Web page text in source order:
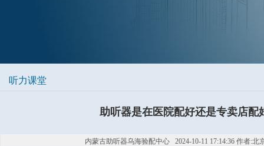
听力课堂
助听器是在医院配好还是专卖店配
内蒙古助听器乌海验配中心 2024-10-11 17:14:36 作者:北